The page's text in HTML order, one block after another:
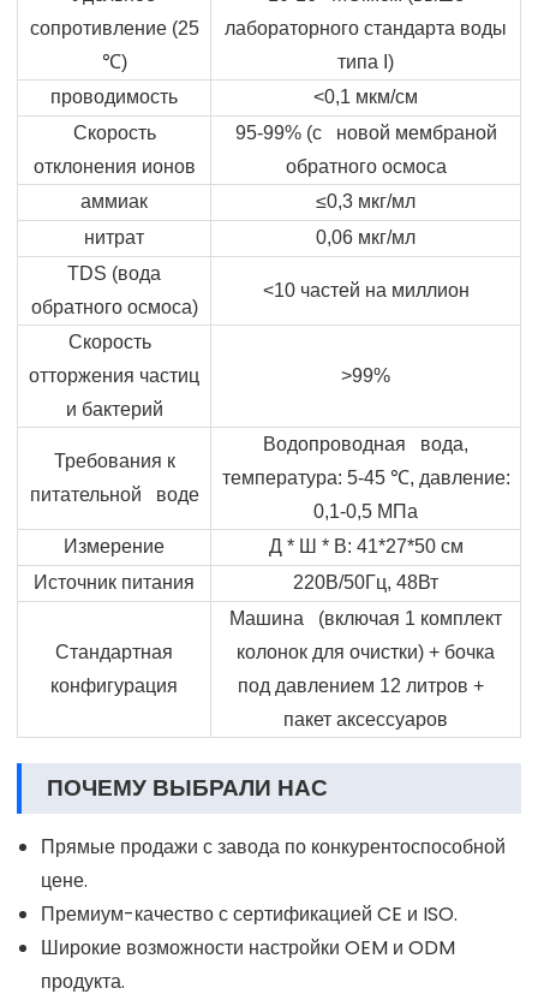
сопротивление (25
℃)
лабораторного стандарта воды
типа )
проводимость
<0,1 мкм/см
Скорость
отклонения ионов
95-99% (с новой мембраной
обратного осмоса
аммиак
≤0,3 мкг/мл
нитрат
0,06 мкг/мл
TDS (вода
обратного осмоса)
<10 частей на миллион
Скорость
отторжения частиц
и бактерий
>99%
Требования к
питательной воде
Водопроводная вода,
температура: 5-45 ℃, давление:
0,1-0,5 МПа
Измерение
Д * Ш * В: 41*27*50 см
Источник питания
220В/50Гц, 48Вт
Стандартная
конфигурация
Машина (включая 1 комплект
колонок для очистки) + бочка
под давлением 12 литров +
пакет аксессуаров
ПОЧЕМУ ВЫБРАЛИ НАС
Прямые продажи с завода по конкурентоспособной
цене.
Премиум-качество с сертификацией CE и ISO.
Широкие возможности настройки OEM и ODM
продукта.